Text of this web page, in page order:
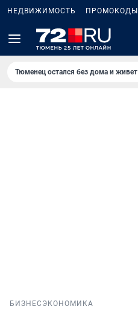
НЕДВИЖИМОСТЬ ПРОМОКОДЫ
Тюменец остался без дома и живет
БИЗНЕС ЭКОНОМИКА